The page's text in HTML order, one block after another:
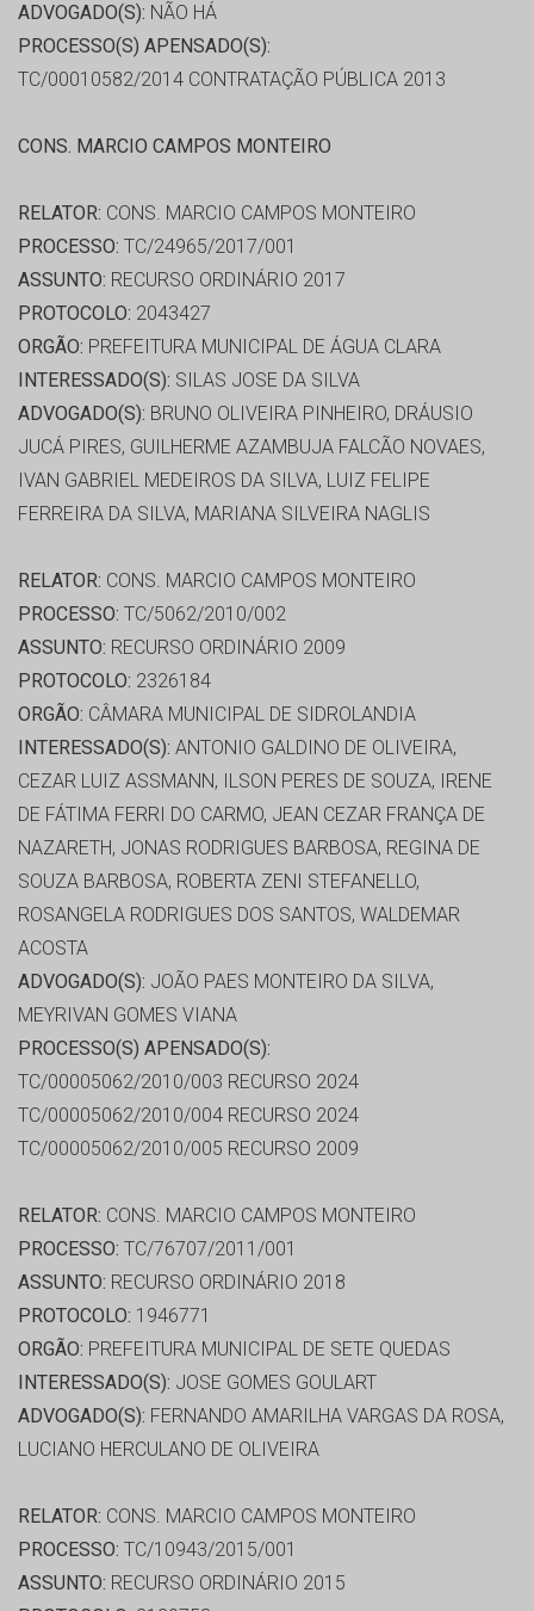
ADVOGADO(S): NÃO HÁ
PROCESSO(S) APENSADO(S):
TC/00010582/2014 CONTRATAÇÃO PÚBLICA 2013
CONS. MARCIO CAMPOS MONTEIRO
RELATOR: CONS. MARCIO CAMPOS MONTEIRO
PROCESSO: TC/24965/2017/001
ASSUNTO: RECURSO ORDINÁRIO 2017
PROTOCOLO: 2043427
ORGÃO: PREFEITURA MUNICIPAL DE ÁGUA CLARA
INTERESSADO(S): SILAS JOSE DA SILVA
ADVOGADO(S): BRUNO OLIVEIRA PINHEIRO, DRÁUSIO
JUCÁ PIRES, GUILHERME AZAMBUJA FALCÃO NOVAES,
IVAN GABRIEL MEDEIROS DA SILVA, LUIZ FELIPE
FERREIRA DA SILVA, MARIANA SILVEIRA NAGLIS
RELATOR: CONS. MARCIO CAMPOS MONTEIRO
PROCESSO: TC/5062/2010/002
ASSUNTO: RECURSO ORDINÁRIO 2009
PROTOCOLO: 2326184
ORGÃO: CÂMARA MUNICIPAL DE SIDROLANDIA
INTERESSADO(S): ANTONIO GALDINO DE OLIVEIRA,
CEZAR LUIZ ASSMANN, ILSON PERES DE SOUZA, IRENE
DE FÁTIMA FERRI DO CARMO, JEAN CEZAR FRANÇA DE
NAZARETH, JONAS RODRIGUES BARBOSA, REGINA DE
SOUZA BARBOSA, ROBERTA ZENI STEFANELLO,
ROSANGELA RODRIGUES DOS SANTOS, WALDEMAR
ACOSTA
ADVOGADO(S): JOÃO PAES MONTEIRO DA SILVA,
MEYRIVAN GOMES VIANA
PROCESSO(S) APENSADO(S):
TC/00005062/2010/003 RECURSO 2024
TC/00005062/2010/004 RECURSO 2024
TC/00005062/2010/005 RECURSO 2009
RELATOR: CONS. MARCIO CAMPOS MONTEIRO
PROCESSO: TC/76707/2011/001
ASSUNTO: RECURSO ORDINÁRIO 2018
PROTOCOLO: 1946771
ORGÃO: PREFEITURA MUNICIPAL DE SETE QUEDAS
INTERESSADO(S): JOSE GOMES GOULART
ADVOGADO(S): FERNANDO AMARILHA VARGAS DA ROSA,
LUCIANO HERCULANO DE OLIVEIRA
RELATOR: CONS. MARCIO CAMPOS MONTEIRO
PROCESSO: TC/10943/2015/001
ASSUNTO: RECURSO ORDINÁRIO 2015